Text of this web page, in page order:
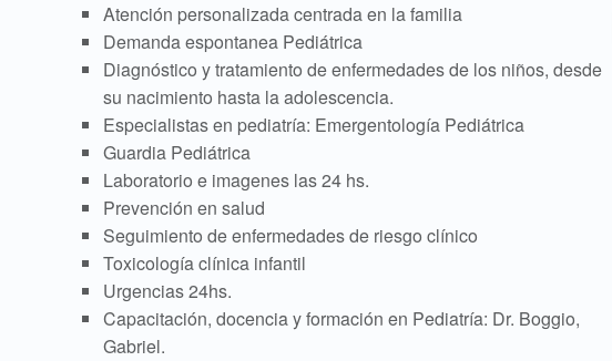
Atención personalizada centrada en la familia
Demanda espontanea Pediátrica
Diagnóstico y tratamiento de enfermedades de los niños, desde
su nacimiento hasta la adolescencia.
Especialistas en pediatría: Emergentología Pediátrica
Guardia Pediátrica
Laboratorio e imagenes las 24 hs.
Prevención en salud
Seguimiento de enfermedades de riesgo clínico
Toxicología clínica infantil
Urgencias 24hs.
Capacitación, docencia y formación en Pediatría: Dr. Boggio,
Gabriel.